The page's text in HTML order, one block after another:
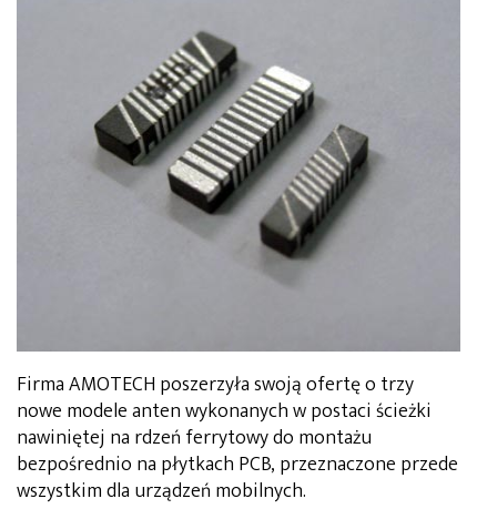
Firma AMOTECH poszerzyła swoją ofertę o trzy
nowe modele anten wykonanych w postaci ścieżki
nawiniętej na rdzeń ferrytowy do montażu
bezpośrednio na płytkach PCB, przeznaczone przede
wszystkim dla urządzeń mobilnych.